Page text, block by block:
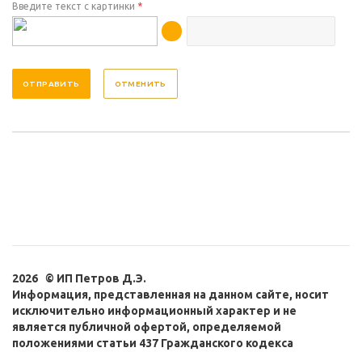
Введите текст с картинки *
ОТМЕНИТЬ
2026 © ИП Петров Д.Э.
Информация, представленная на данном сайте, носит
исключительно информационный характер и не
является публичной офертой, определяемой
положениями статьи 437 Гражданского кодекса